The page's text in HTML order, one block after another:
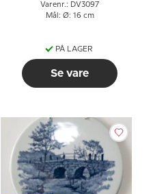
Varenr.: DV3097
Mål: Ø: 16 cm
PÅ LAGER
Se vare